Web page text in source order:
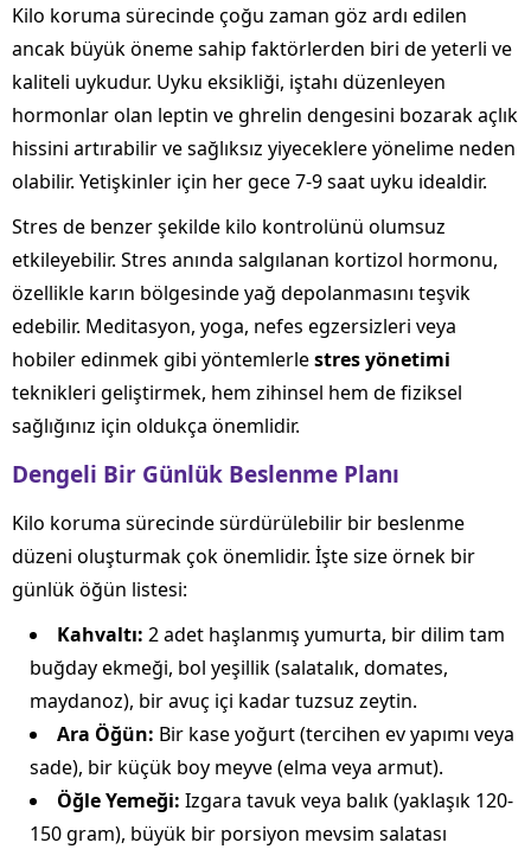
Kilo koruma sürecinde çoğu zaman göz ardı edilen
ancak büyük öneme sahip faktörlerden biri de yeterli ve
kaliteli uykudur. Uyku eksikliği, iştahı düzenleyen
hormonlar olan leptin ve ghrelin dengesini bozarak açlık
hissini artırabilir ve sağlıksız yiyeceklere yönelime neden
olabilir. Yetişkinler için her gece 7-9 saat uyku idealdir.
Stres de benzer şekilde kilo kontrolünü olumsuz
etkileyebilir. Stres anında salgılanan kortizol hormonu,
özellikle karın bölgesinde yağ depolanmasını teşvik
edebilir. Meditasyon, yoga, nefes egzersizleri veya
hobiler edinmek gibi yöntemlerlestres yönetimi
teknikleri geliştirmek, hem zihinsel hem de fiziksel
sağlığınız için oldukça önemlidir.
Dengeli Bir Günlük Beslenme Planı
Kilo koruma sürecinde sürdürülebilir bir beslenme
düzeni oluşturmak çok önemlidir. İşte size örnek bir
günlük öğün listesi:
Kahvaltı: 2 adet haşlanmış yumurta, bir dilim tam
buğday ekmeği, bol yeşillik (salatalık, domates,
maydanoz), bir avuç içi kadar tuzsuz zeytin.
Ara Öğün: Bir kase yoğurt (tercihen ev yapımı veya
sade), bir küçük boy meyve (elma veya armut).
Öğle Yemeği: Izgara tavuk veya balık (yaklaşık 120-
150 gram), büyük bir porsiyon mevsim salatası